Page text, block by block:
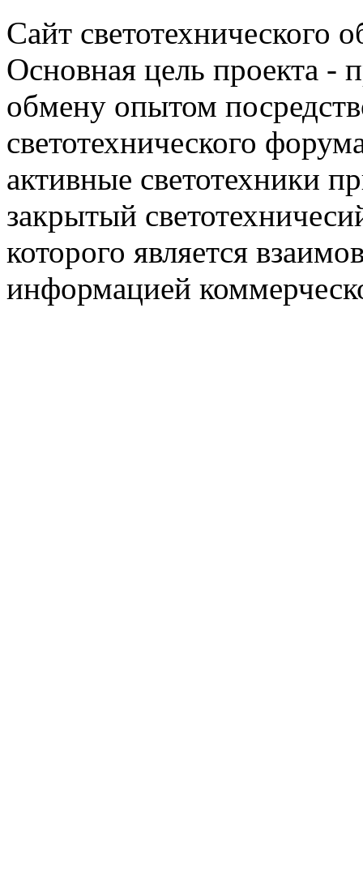
Сайт светотехнического
Основная цель проекта -
обмену опытом
светотехнического
активные светотехники
закрытый
которого является
информацией